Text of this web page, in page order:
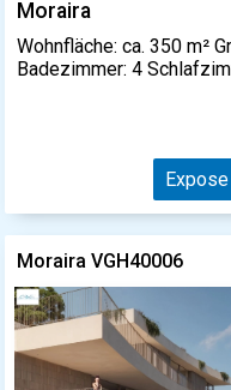
Moraira
Wohnfläche: ca. 350 m²
Badezimmer: 4
Moraira VGH40006